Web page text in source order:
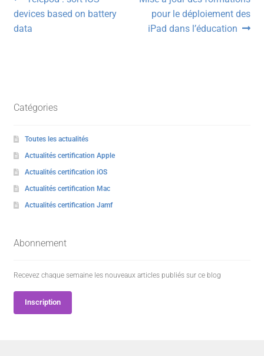
de
précédent :
devices based on battery
data
suivant :
pour le déploiement des
iPad dans l’éducation
Catégories
Toutes les actualités
Actualités certification Apple
Actualités certification iOS
Actualités certification Mac
Actualités certification Jamf
Abonnement
Recevez chaque semaine les nouveaux articles publiés sur ce blog
Inscription